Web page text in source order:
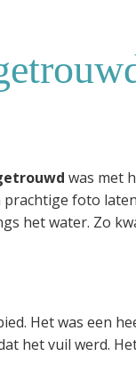
was met
prachtige foto
het water. Zo
Het was een
het vuil werd.